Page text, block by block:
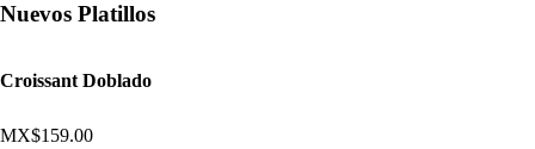
Nuevos Platillos
Croissant Doblado
MX$159.00